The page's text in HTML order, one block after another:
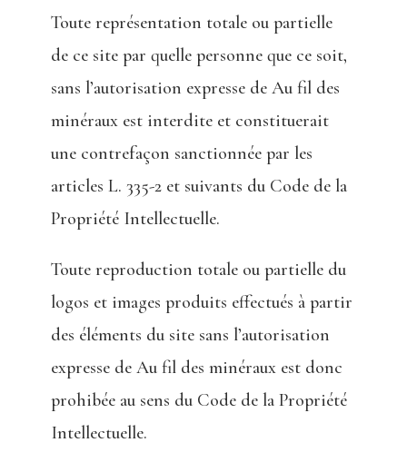
Toute représentation totale ou partielle
de ce site par quelle personne que ce soit,
sans l’autorisation expresse de Au fil des
minéraux est interdite et constituerait
une contrefaçon sanctionnée par les
articles L. 335-2 et suivants du Code de la
Propriété Intellectuelle.
Toute reproduction totale ou partielle du
logos et images produits effectués à partir
des éléments du site sans l’autorisation
expresse de Au fil des minéraux est donc
prohibée au sens du Code de la Propriété
Intellectuelle.